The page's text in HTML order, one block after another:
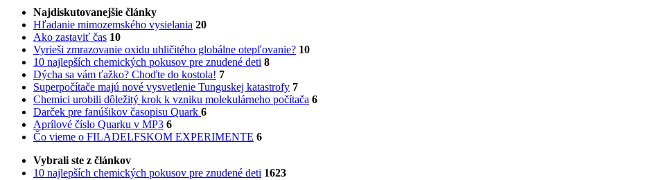
Najdiskutovanejšie články
Hľadanie mimozemského vysielania 20
Ako zastaviť čas 10
Vyrieši zmrazovanie oxidu uhličitého globálne otepľovanie? 10
10 najlepších chemických pokusov pre znudené deti 8
Dýcha sa vám ťažko? Choďte do kostola! 7
Superpočítače majú nové vysvetlenie Tunguskej katastrofy 7
Chemici urobili dôležitý krok k vzniku molekulárneho počítača 6
Darček pre fanúšikov časopisu Quark 6
Aprílové číslo Quarku v MP3 6
Čo vieme o FILADELFSKOM EXPERIMENTE 6
Vybrali ste z článkov
10 najlepších chemických pokusov pre znudené deti 1623